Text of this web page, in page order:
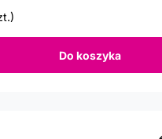
Do koszyka